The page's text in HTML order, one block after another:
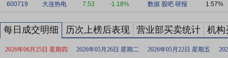
600719 大连热电 7.53 -1.18% 数据 股吧 研报 1.57%
每日成交明细 历次上榜后表现 营业部买卖统计 机构
2026年06月25日 星期四 2026年05月26日 星期二 2026年05月22日 星期五